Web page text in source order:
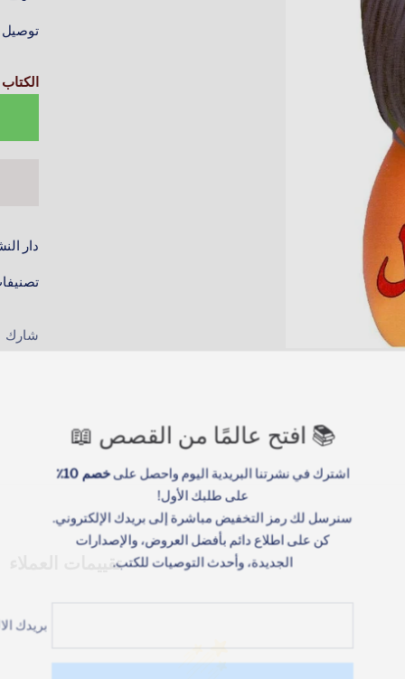
📚 افتح عالمًا من القصص 📖
اشترك في نشرتنا البريدية اليوم واحصل علىخصم 10٪
على طلبك الأول!
سنرسل لك رمز التخفيض مباشرة إلى بريدك الإلكتروني.
كن على اطلاع دائم بأفضل العروض، والإصدارات
الجديدة، وأحدث التوصيات للكتب.
بريدك
توصيل خلال
دار
شارك
تقييمات العملاء